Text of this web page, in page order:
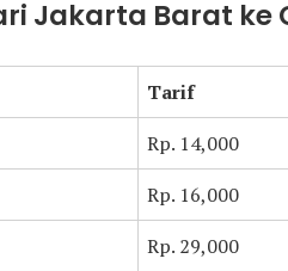
Jakarta Barat ke
Tarif
Rp. 14,000
Rp. 16,000
Rp. 29,000